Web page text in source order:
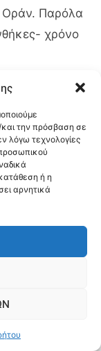
την πρόσβαση σε
λόγω τεχνολογίες
ή η
αρνητικά
Οράν. Παρόλα
χρόνο
η απόφαση
ήταν στη
από τις
mixed) πήρε
του Τόκιο.